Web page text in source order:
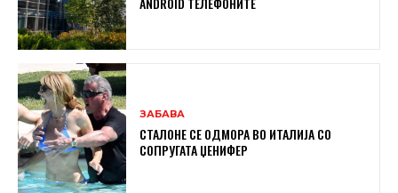
ЗАБАВА
СТАЛОНЕ СЕ ОДМОРА ВО ИТАЛИЈА СО
СОПРУГАТА ЏЕНИФЕР